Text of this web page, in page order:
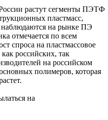
растут сегменты ПЭТФ
пластмасс,
наблюдаются на рынке ПЭ
отмечается по всем
спроса на пластмассовое
российских, так
на российском
полимеров, которая
на